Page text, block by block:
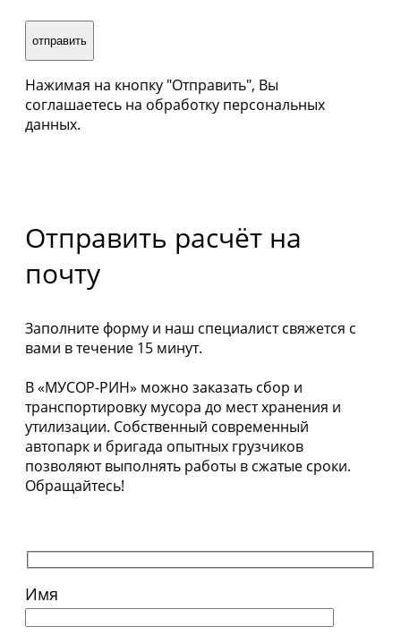
Нажимая на кнопку "Отправить", Вы
соглашаетесь на обработку персональных
данных.
Отправить расчёт на
почту
Заполните форму и наш специалист свяжется с
вами в течение 15 минут.
В «МУСОР-РИН» можно заказать сбор и
транспортировку мусора до мест хранения и
утилизации. Собственный современный
автопарк и бригада опытных грузчиков
позволяют выполнять работы в сжатые сроки.
Обращайтесь!
Имя